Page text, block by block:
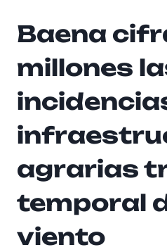
Baena
millones
agrarias
temporal
viento